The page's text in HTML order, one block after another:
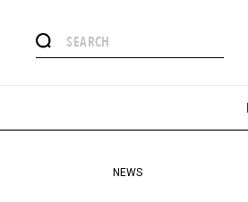
#憧れの
#GH 銘品の所以 #フイナムの
#HANDSOME
NEWS